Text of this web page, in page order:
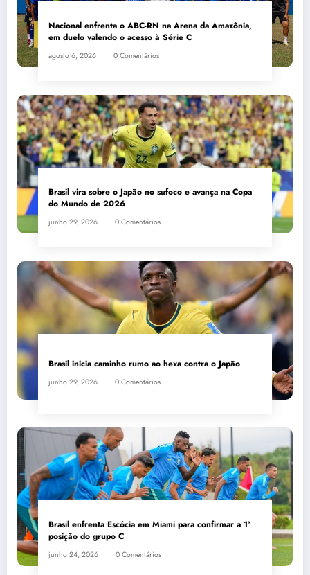
Nacional enfrenta o ABC-RN na Arena da Amazônia,
em duelo valendo o acesso à Série C
agosto 6, 2026 0 Comentários
Brasil vira sobre o Japão no sufoco e avança na Copa
do Mundo de 2026
junho 29, 2026 0 Comentários
Brasil inicia caminho rumo ao hexa contra o Japão
junho 29, 2026 0 Comentários
Brasil enfrenta Escócia em Miami para confirmar a 1ª
posição do grupo C
junho 24, 2026 0 Comentários